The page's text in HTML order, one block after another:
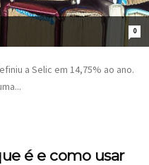
0
a Selic em 14,75% ao ano.
é e como usar